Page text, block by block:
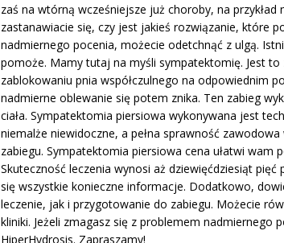
zaś na wtórną wcześniejsze już choroby, na przykład
zastanawiacie się, czy jest jakieś rozwiązanie, które
nadmiernego pocenia, możecie odetchnąć z ulgą.
pomoże. Mamy tutaj na myśli sympatektomię. Jest to
zablokowaniu pnia współczulnego na odpowiednim
nadmierne oblewanie się potem znika. Ten zabieg
ciała. Sympatektomia piersiowa wykonywana jest
niemalże niewidoczne, a pełna sprawność
zabiegu. Sympatektomia piersiowa cena ułatwi wam
Skuteczność leczenia wynosi aż dziewięćdziesiąt
się wszystkie konieczne informacje. Dodatkowo,
leczenie, jak i przygotowanie do zabiegu. Możecie
kliniki. Jeżeli zmagasz się z problemem nadmiernego
HiperHydrosis. Zapraszamy!